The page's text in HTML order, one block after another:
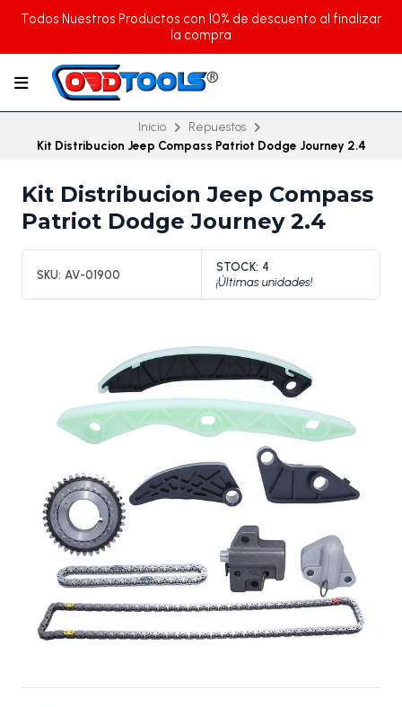
Todos Nuestros Productos con 10% de descuento al finalizar
la compra
Inicio
Repuestos
Kit Distribucion Jeep Compass Patriot Dodge Journey 2.4
Kit Distribucion Jeep Compass
Patriot Dodge Journey 2.4
SKU: AV-01900
STOCK: 4
¡Últimas unidades!